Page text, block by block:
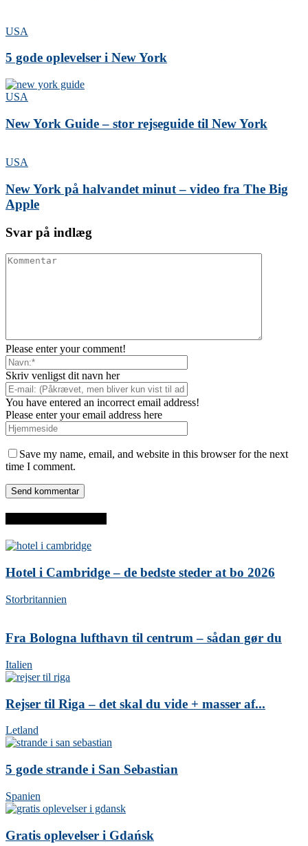
USA
5 gode oplevelser i New York
USA
New York Guide – stor rejseguide til New York
USA
New York på halvandet minut – video fra The Big
Apple
Svar på indlæg
Please enter your comment!
Skriv venligst dit navn her
You have entered an incorrect email address!
Please enter your email address here
Save my name, email, and website in this browser for the next
time I comment.
Hotel i Cambridge – de bedste steder at bo 2026
Storbritannien
Fra Bologna lufthavn til centrum – sådan gør du
Italien
Rejser til Riga – det skal du vide + masser af...
Letland
5 gode strande i San Sebastian
Spanien
Gratis oplevelser i Gdańsk